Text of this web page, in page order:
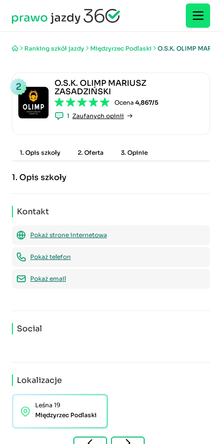
Ranking szkół jazdy Międzyrzec Podlaski O.S.K. OLIMP
2
O.S.K. OLIMP MARIUSZ
ZASADZIŃSKI
Ocena4,867/5
1 Zaufanych opinii
1. Opis szkoły 2. Oferta 3. Opinie
1.Opis szkoły
Kontakt
Pokaż strone internetową
Pokaż telefon
Pokaż email
Social
Lokalizacje
Leśna 19
Międzyrzec Podlaski